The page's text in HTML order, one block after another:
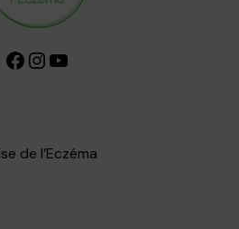
Facebook InstagramYouTube
de l’Eczéma